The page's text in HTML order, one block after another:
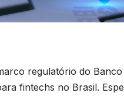
regulatório do
fintechs no Brasil.